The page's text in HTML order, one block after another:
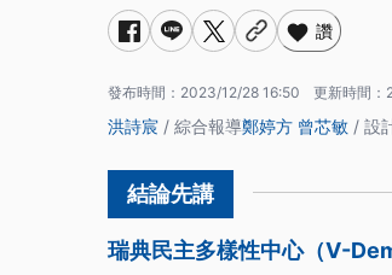
讚
發布時間： 2023/12/28 16:50 更新時間：
洪詩宸 / 綜合報導鄭婷方 曾芯敏 / 設
瑞典民主多樣性中心（V-